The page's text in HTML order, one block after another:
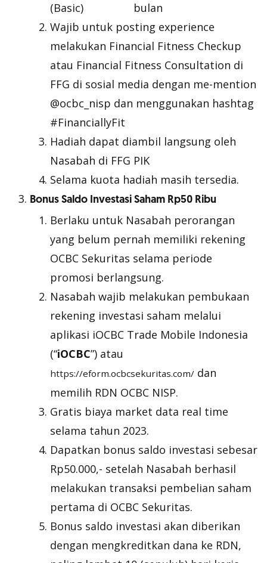
(Basic)
bulan
Wajib untuk posting experience
melakukan Financial Fitness Checkup
atau Financial Fitness Consultation di
FFG di sosial media dengan me-mention
@ocbc_nisp dan menggunakan hashtag
#FinanciallyFit
Hadiah dapat diambil langsung oleh
Nasabah di FFG PIK
Selama kuota hadiah masih tersedia.
Bonus Saldo Investasi Saham Rp50 Ribu
Berlaku untuk Nasabah perorangan
yang belum pernah memiliki rekening
OCBC Sekuritas selama periode
promosi berlangsung.
Nasabah wajib melakukan pembukaan
rekening investasi saham melalui
aplikasi iOCBC Trade Mobile Indonesia
(“iOCBC”) atau
https://eform.ocbcsekuritas.com/ dan
memilih RDN OCBC NISP.
Gratis biaya market data real time
selama tahun 2023.
Dapatkan bonus saldo investasi sebesar
Rp50.000,- setelah Nasabah berhasil
melakukan transaksi pembelian saham
pertama di OCBC Sekuritas.
Bonus saldo investasi akan diberikan
dengan mengkreditkan dana ke RDN,